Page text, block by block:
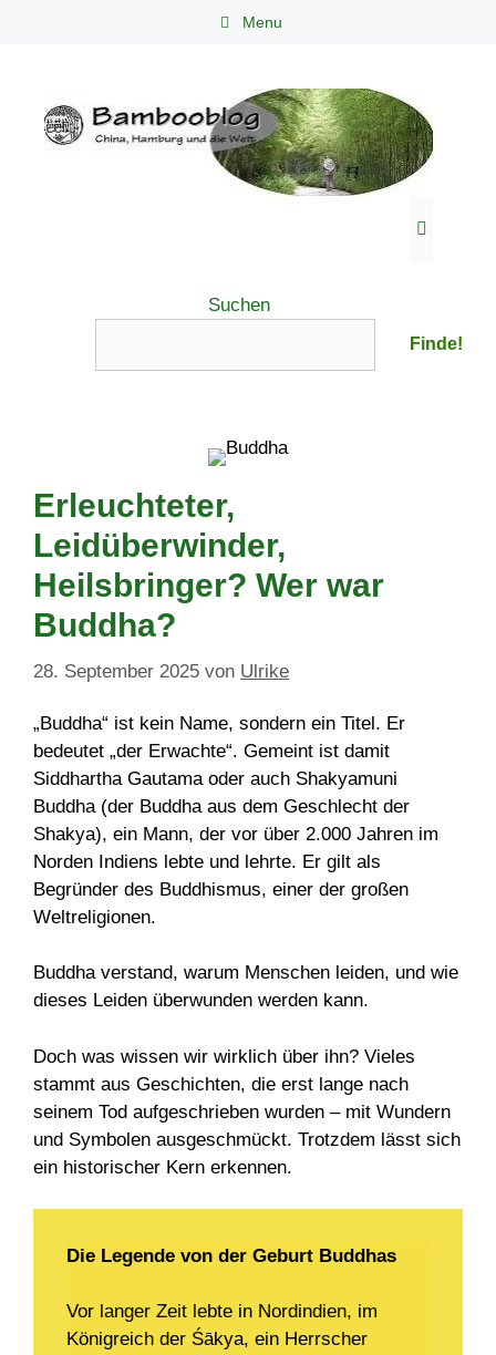
Menu
Suchen
Finde!
Erleuchteter,
Leidüberwinder,
Heilsbringer? Wer war
Buddha?
28. September 2025 von Ulrike
„Buddha“ ist kein Name, sondern ein Titel. Er
bedeutet „der Erwachte“. Gemeint ist damit
Siddhartha Gautama oder auch Shakyamuni
Buddha (der Buddha aus dem Geschlecht der
Shakya), ein Mann, der vor über 2.000 Jahren im
Norden Indiens lebte und lehrte. Er gilt als
Begründer des Buddhismus, einer der großen
Weltreligionen.
Buddha verstand, warum Menschen leiden, und wie
dieses Leiden überwunden werden kann.
Doch was wissen wir wirklich über ihn? Vieles
stammt aus Geschichten, die erst lange nach
seinem Tod aufgeschrieben wurden – mit Wundern
und Symbolen ausgeschmückt. Trotzdem lässt sich
ein historischer Kern erkennen.
Die Legende von der Geburt Buddhas
Vor langer Zeit lebte in Nordindien, im
Königreich der Śākya, ein Herrscher